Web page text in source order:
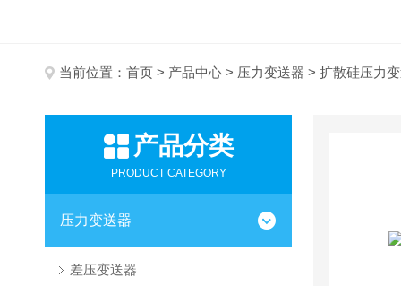
当前位置： 首页 > 产品中心 > 压力变送器 > 扩散硅压力
产品分类
PRODUCT CATEGORY
压力变送器
差压变送器